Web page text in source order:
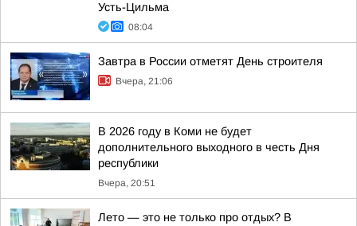
Усть-Цильма
08:04
Завтра в России отметят День строителя
Вчера, 21:06
В 2026 году в Коми не будет
дополнительного выходного в честь Дня
республики
Вчера, 20:51
Лето — это не только про отдых? В